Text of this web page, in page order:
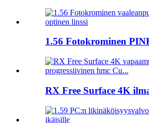
1.56 Fotokrominen
RX Free Surface 4K